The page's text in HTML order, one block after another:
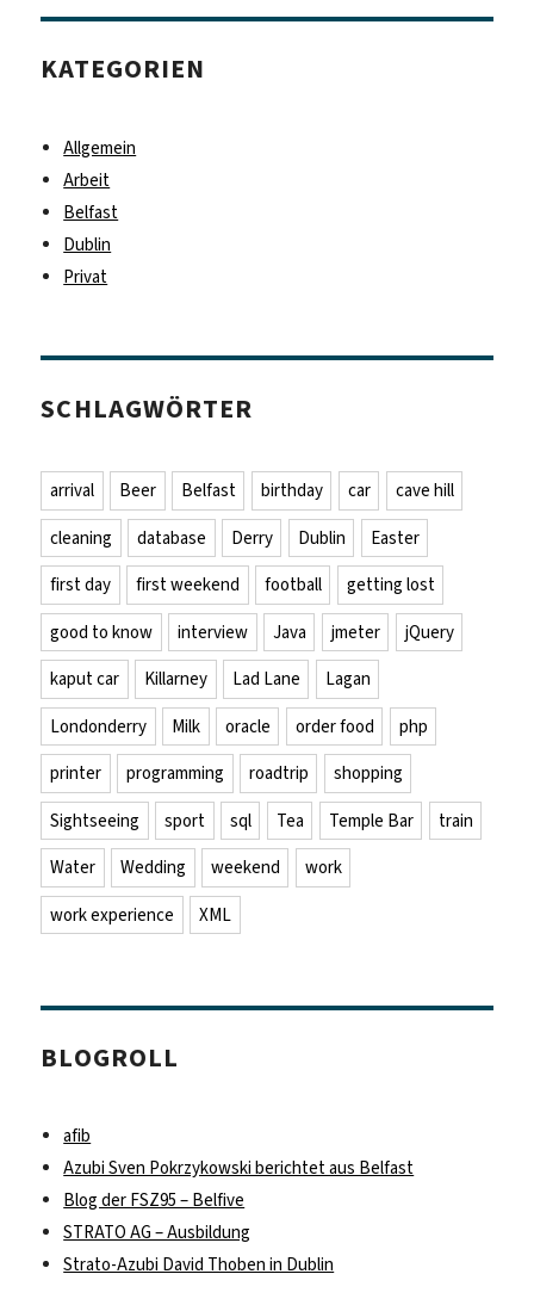
KATEGORIEN
Allgemein
Arbeit
Belfast
Dublin
Privat
SCHLAGWÖRTER
arrival Beer Belfast birthday car
cave hill
cleaning
database Derry Dublin
Easter
first day
first weekend football
getting lost
good to know
interview Java jmeter
jQuery
kaput car
Killarney Lad Lane
Lagan
Londonderry
Milk oracle order food
php
printer
programming roadtrip
shopping
Sightseeing
sport sql Tea Temple Bar
train
Water
Wedding weekend
work
work experience
XML
BLOGROLL
afib
Azubi Sven Pokrzykowski berichtet aus Belfast
Blog der FSZ95 – Belfive
STRATO AG – Ausbildung
Strato-Azubi David Thoben in Dublin